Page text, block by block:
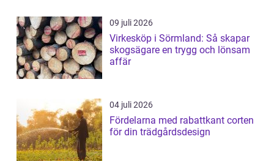
09 juli 2026
Virkesköp i Sörmland: Så skapar
skogsägare en trygg och lönsam
affär
04 juli 2026
Fördelarna med rabattkant corten
för din trädgårdsdesign